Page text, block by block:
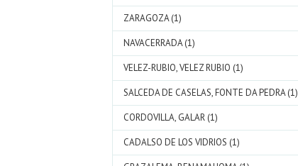
ZARAGOZA (1)
NAVACERRADA (1)
VELEZ-RUBIO, VELEZ RUBIO (1)
SALCEDA DE CASELAS, FONTE DA PEDRA (1)
CORDOVILLA, GALAR (1)
CADALSO DE LOS VIDRIOS (1)